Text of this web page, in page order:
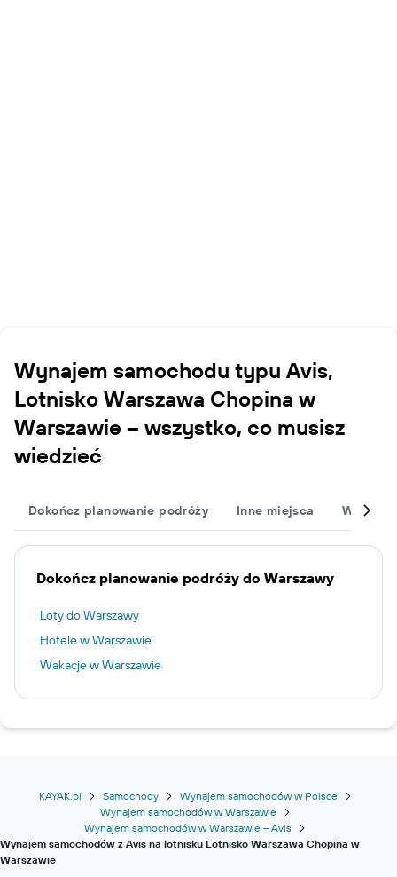
Wynajem samochodu typu Avis,
Lotnisko Warszawa Chopina w
Warszawie – wszystko, co musisz
wiedzieć
Dokończ planowanie podróży Inne miejsca
Dokończ planowanie podróży do Warszawy
Loty do Warszawy
Hotele w Warszawie
Wakacje w Warszawie
KAYAK.pl Samochody
Wynajem samochodów w Polsce
Wynajem samochodów w Warszawie
Wynajem samochodów w Warszawie – Avis
Wynajem samochodów z Avis na lotnisku Lotnisko Warszawa Chopina w
Warszawie